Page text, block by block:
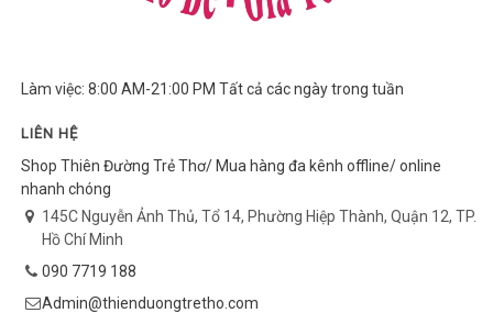
Làm việc: 8:00 AM-21:00 PM Tất cả các ngày trong tuần
LIÊN HỆ
Shop Thiên Đường Trẻ Thơ/ Mua hàng đa kênh offline/ online
nhanh chóng
145C Nguyễn Ảnh Thủ, Tổ 14, Phường Hiệp Thành, Quận 12, TP.
Hồ Chí Minh
090 7719 188
Admin@thienduongtretho.com